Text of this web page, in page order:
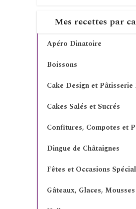
Mes recettes par
Apéro Dinatoire
Boissons
Cake Design et
Cakes Salés et Sucrés
Confitures, Compotes et
Dingue de Châtaignes
Fêtes et Occasions
Gâteaux, Glaces,